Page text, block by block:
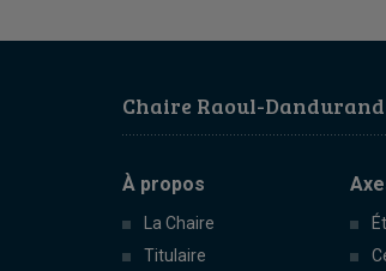
Chaire Raoul-
À propos
La Chaire
Titulaire